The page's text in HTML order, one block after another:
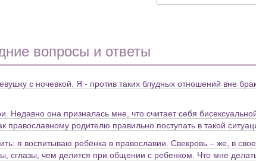
вопросы и ответы
с ночевкой. Я - против таких блудных отношений вне
Недавно она призналась мне, что считает себя
православному родителю правильно поступать в такой
я воспитываю ребёнка в православии. Свекровь – же, в
сглазы, чем делится при общении с ребенком. Что мне